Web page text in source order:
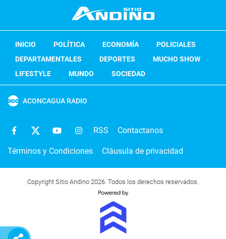
INICIO POLÍTICA ECONOMÍA
POLICIALES
DEPARTAMENTALES
DEPORTES
MUCHO SHOW
LIFESTYLE
MUNDO SOCIEDAD
ACONCAGUA RADIO
RSS Contactanos
Términos y Condiciones Cláusula de privacidad
Copyright Sitio Andino 2026. Todos los derechos reservados.